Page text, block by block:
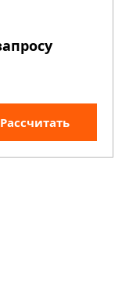
Рассчитать